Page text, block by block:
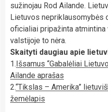
sužinojau Rod Ailande.
Lietuvos nepriklausomybės
oficialiai pripažinta
valstijoje to nėra.
Skaityti daugiau apie
1.Išsamus “Gabalėliai
Ailande aprašas
2.“Tikslas – Amerika”
žemėlapis